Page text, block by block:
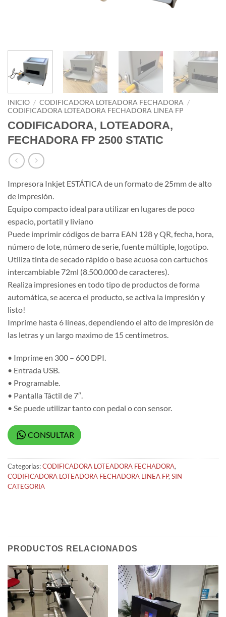
INICIO / CODIFICADORA LOTEADORA FECHADORA /
CODIFICADORA LOTEADORA FECHADORA LINEA FP
CODIFICADORA, LOTEADORA,
FECHADORA FP 2500 STATIC
Impresora Inkjet ESTÁTICA de un formato de 25mm de alto
de impresión.
Equipo compacto ideal para utilizar en lugares de poco
espacio, portatil y liviano
Puede imprimir códigos de barra EAN 128 y QR, fecha, hora,
número de lote, número de serie, fuente múltiple, logotipo.
Utiliza tinta de secado rápido o base acuosa con cartuchos
intercambiable 72ml (8.500.000 de caracteres).
Realiza impresiones en todo tipo de productos de forma
automática, se acerca el producto, se activa la impresión y
listo!
Imprime hasta 6 líneas, dependiendo el alto de impresión de
las letras y un largo maximo de 15 centimetros.
• Imprime en 300 – 600 DPI.
• Entrada USB.
• Programable.
• Pantalla Táctil de 7″.
• Se puede utilizar tanto con pedal o con sensor.
CONSULTAR
Categorías:CODIFICADORA LOTEADORA FECHADORA,
CODIFICADORA LOTEADORA FECHADORA LINEA FP, SIN
CATEGORIA
PRODUCTOS RELACIONADOS